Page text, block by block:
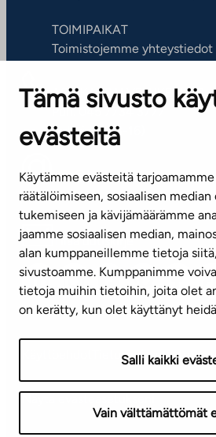
Tämä sivusto
evästeitä
Käytämme evästeitä
räätälöimiseen, sosiaalisen
tukemiseen ja kävijämäärämme
jaamme sosiaalisen median,
alan kumppaneillemme tietoja
sivustoamme. Kumppanimme
tietoja muihin tietoihin, joita olet
on kerätty, kun olet käyttänyt
Salli kaikki
Vain välttämättömät
TOIMIPAIKAT
Toimistojemme yhteystiedot
ASIAKASPALVELUKESKUS
Puh. 045 7734 3777
(arkisin klo 8-16)
info@ta.fi
Tilaa uutiskirje
Tietosuojaseloste